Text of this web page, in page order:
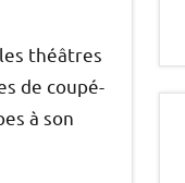
théâtres
de coupé-
à son